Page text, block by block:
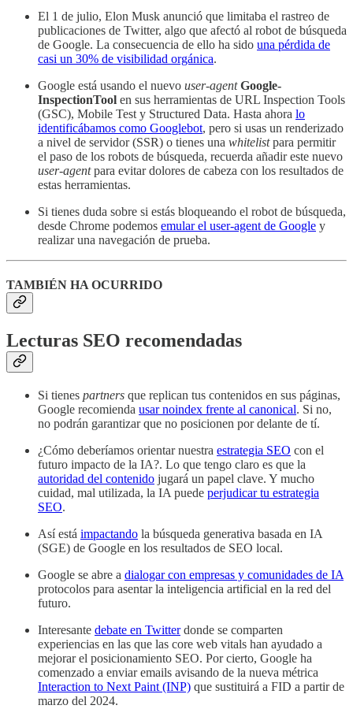
El 1 de julio, Elon Musk anunció que limitaba el rastreo de
publicaciones de Twitter, algo que afectó al robot de búsqueda
de Google. La consecuencia de ello ha sido una pérdida de
casi un 30% de visibilidad orgánica.
Google está usando el nuevo user-agentGoogle-
InspectionTool en sus herramientas de URL Inspection Tools
(GSC), Mobile Test y Structured Data. Hasta ahora lo
identificábamos como Googlebot, pero si usas un renderizado
a nivel de servidor (SSR) o tienes una whitelistpara permitir
el paso de los robots de búsqueda, recuerda añadir este nuevo
user-agentpara evitar dolores de cabeza con los resultados de
estas herramientas.
Si tienes duda sobre si estás bloqueando el robot de búsqueda,
desde Chrome podemos emular el user-agent de Google y
realizar una navegación de prueba.
TAMBIÉN HA OCURRIDO
Lecturas SEO recomendadas
Si tienes partners que replican tus contenidos en sus páginas,
Google recomienda usar noindex frente al canonical. Si no,
no podrán garantizar que no posicionen por delante de tí.
¿Cómo deberíamos orientar nuestra estrategia SEO con el
futuro impacto de la IA?. Lo que tengo claro es que la
autoridad del contenido jugará un papel clave. Y mucho
cuidad, mal utilizada, la IA puede perjudicar tu estrategia
SEO.
Así está impactando la búsqueda generativa basada en IA
(SGE) de Google en los resultados de SEO local.
Google se abre a dialogar con empresas y comunidades de IA
protocolos para asentar la inteligencia artificial en la red del
futuro.
Interesante debate en Twitterdonde se comparten
experiencias en las que las core web vitals han ayudado a
mejorar el posicionamiento SEO. Por cierto, Google ha
comenzado a enviar emails avisando de la nueva métrica
Interaction to Next Paint (INP) que sustituirá a FID a partir de
marzo del 2024.